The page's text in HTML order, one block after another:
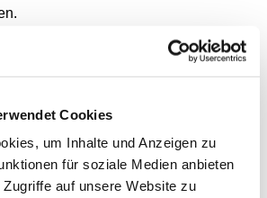
Cookies
um Inhalte und Anzeigen zu
für soziale Medien anbieten
auf unsere Website zu
in der Propsteikirche St. Joseph,
30 Gemeinschaftsraum der OJC